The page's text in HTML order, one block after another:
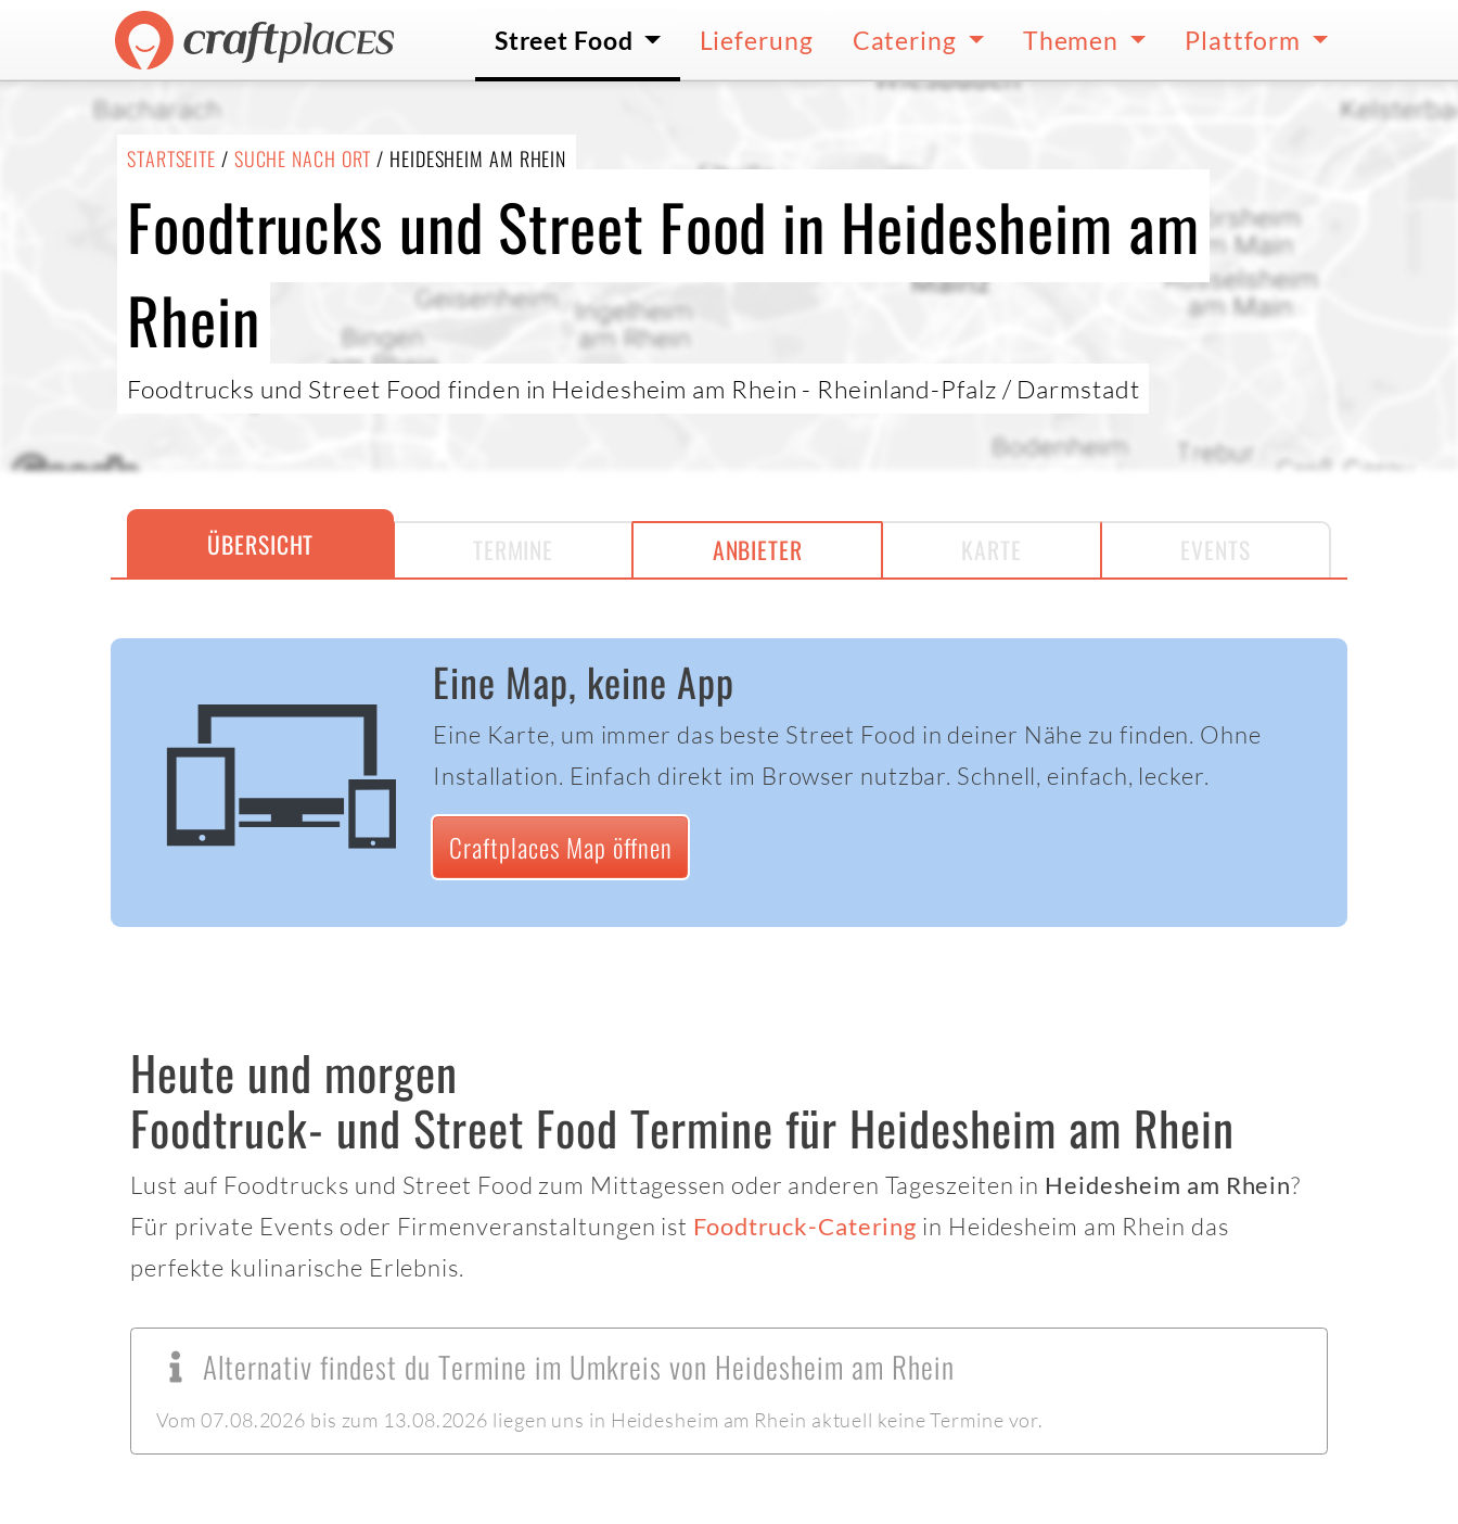
Street Food Lieferung Catering Themen Plattform
STARTSEITE / SUCHE NACH ORT / HEIDESHEIM AM RHEIN
Foodtrucks und Street Food in Heidesheim am
Rhein
Foodtrucks und Street Food finden in Heidesheim am Rhein - Rheinland-Pfalz / Darmstadt
ÜBERSICHT TERMINE ANBIETER KARTE EVENTS
Eine Map, keine App
Eine Karte, um immer das beste Street Food in deiner Nähe zu finden. Ohne
Installation. Einfach direkt im Browser nutzbar. Schnell, einfach, lecker.
Craftplaces Map öffnen
Heute und morgen
Foodtruck- und Street Food Termine für Heidesheim am Rhein
Lust auf Foodtrucks und Street Food zum Mittagessen oder anderen Tageszeiten in Heidesheim am Rhein?
Für private Events oder Firmenveranstaltungen ist Foodtruck-Catering in Heidesheim am Rhein das
perfekte kulinarische Erlebnis.
Alternativ findest du Termine im Umkreis von Heidesheim am Rhein
Vom 07.08.2026 bis zum 13.08.2026 liegen uns in Heidesheim am Rhein aktuell keine Termine vor.